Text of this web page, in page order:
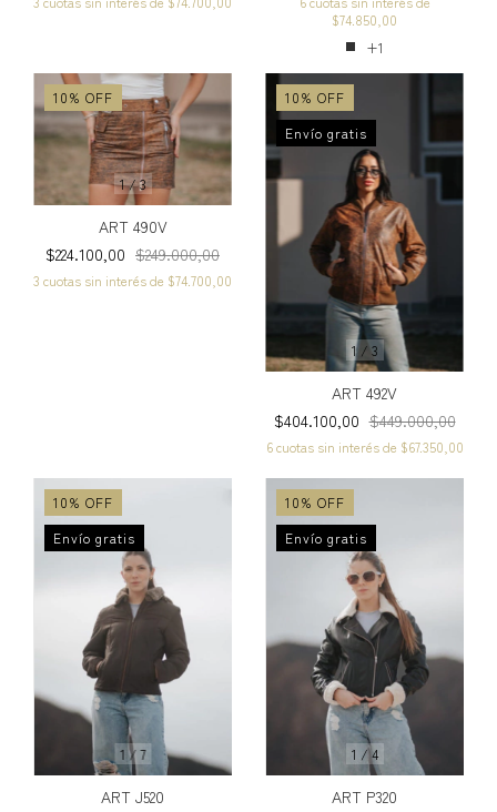
$74.850,00
+1
1/3
10% OFF
ART 490V
$224.100,00 $249.000,00
3 cuotas sin interés de $74.700,00
1/3
10% OFF
Envío gratis
ART 492V
$404.100,00 $449.000,00
6 cuotas sin interés de $67.350,00
1 /7
10% OFF
Envío gratis
ART J520
1 /4
10% OFF
Envío gratis
ART P320